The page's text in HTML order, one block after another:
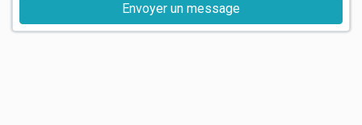
Envoyer un message